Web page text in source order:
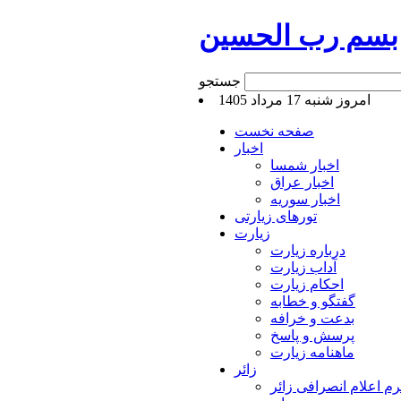
بسم رب الحسین
امروز شنبه 17 مرداد 1405
صفحه نخست
اخبار
اخبار شمسا
اخبار عراق
اخبار سوریه
تورهای زیارتی
زیارت
درباره زیارت
آداب زیارت
احکام زیارت
گفتگو و خطابه
بدعت و خرافه
پرسش و پاسخ
ماهنامه زیارت
زائر
اعلام انصرافی زائر